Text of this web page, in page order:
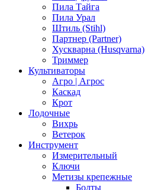
Пила Тайга
Пила Урал
Штиль (Stihl)
Партнер (Partner)
Хускварна (Husqvarna)
Триммер
Культиваторы
Агро | Агрос
Каскад
Крот
Лодочные
Вихрь
Ветерок
Инструмент
Измерительный
Ключи
Метизы крепежные
Болты